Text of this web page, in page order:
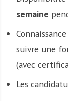
semaine
suivre une
(avec
Les